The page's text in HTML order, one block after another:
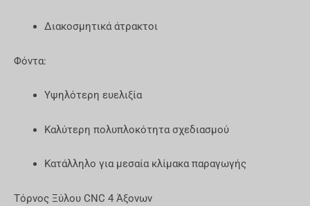
Διακοσμητικά άτρακτοι
Φόντα:
Υψηλότερη ευελιξία
Καλύτερη πολυπλοκότητα σχεδιασμού
Κατάλληλο για μεσαία κλίμακα παραγωγής
Τόρνος Ξύλου CNC 4 Άξονων